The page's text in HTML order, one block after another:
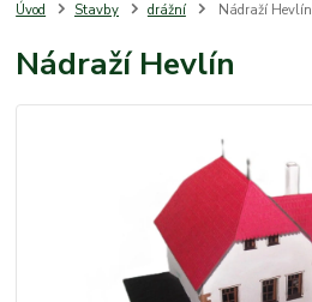
Úvod Stavby drážní Nádraží Hevlín
Nádraží Hevlín